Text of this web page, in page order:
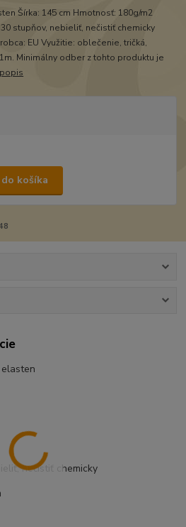
Šírka: 145 cm Hmotnosť: 180g/m2
stupňov, nebieliť, nečistiť chemicky
EU Využitie: oblečenie, tričká,
Minimálny odber z tohto produktu je
košíka
nečistiť chemicky